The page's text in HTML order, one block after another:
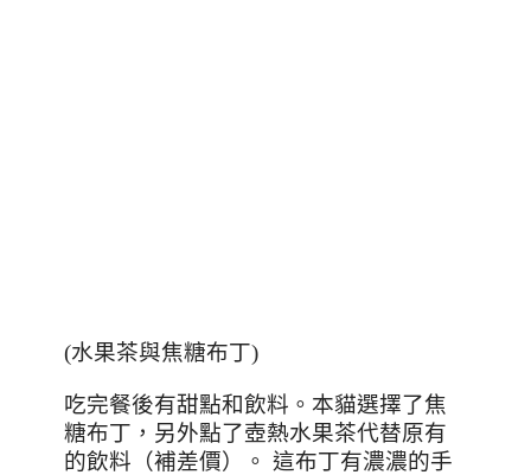
(水果茶與焦糖布丁)
吃完餐後有甜點和飲料。本貓選擇了焦
糖布丁，另外點了壺熱水果茶代替原有
的飲料（補差價）。 這布丁有濃濃的手